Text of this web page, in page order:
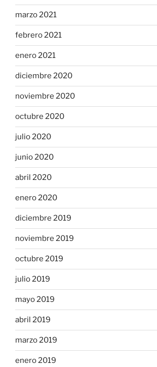
marzo 2021
febrero 2021
enero 2021
diciembre 2020
noviembre 2020
octubre 2020
julio 2020
junio 2020
abril 2020
enero 2020
diciembre 2019
noviembre 2019
octubre 2019
julio 2019
mayo 2019
abril 2019
marzo 2019
enero 2019